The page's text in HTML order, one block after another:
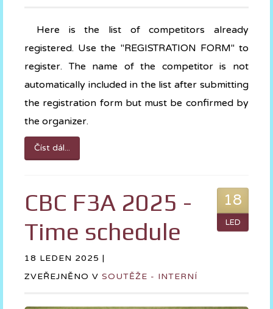
Here is the list of competitors already
registered. Use the "REGISTRATION FORM" to
register. The name of the competitor is not
automatically included in the list after submitting
the registration form but must be confirmed by
the organizer.
Číst dál...
18
LED
CBC F3A 2025 -
Time schedule
18 LEDEN 2025 |
ZVEŘEJNĚNO V SOUTĚŽE - INTERNÍ